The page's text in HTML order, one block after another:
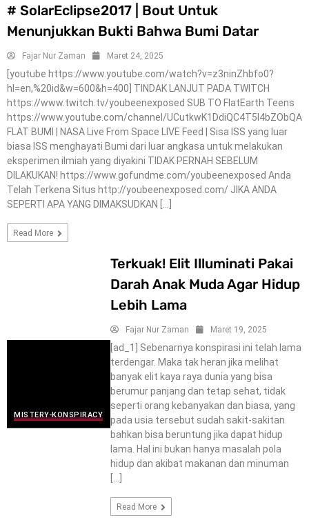
MISTERY-
KONSPIRACY
# SolarEclipse2017 | Bout Untuk
Menunjukkan Bukti Bahwa Bumi Datar
Fajar Nur Zaman Maret 24, 2025
[youtube https://www.youtube.com/watch?v=z3ninZhbfo0?
hl=en,%20id&w=600&h=400] TINDAK LANJUT PADA TWITCH
https://www.twitch.tv/youbeenexposed SUB TO FlatEarth Teens
https://www.youtube.com/channel/UCutkwK1DdiQC4T5I4bZObQA
FLAT BUMI | NASA Live From Space LIVE Feed | Sisa ISS yang luar
biasa ISS menghayati Bumi dari luar angkasa untuk melakukan
eksperimen ilmiah yang diyakini TIDAK PERNAH SEBELUM
DILAKUKAN! https://www.gofundme.com/youbeenexposed Anda
Telah Terkena Situs http://youbeenexposed.com/ JIKA ANDA
SEPERTI APA YANG DIMAKSUDKAN […]
Read More
MISTERY-KONSPIRACY
Terkuak! Elit Illuminati Pakai
Darah Anak Muda Agar Hidup
Lebih Lama
Fajar Nur Zaman Maret 19, 2025
[ad_1] Sebenarnya konspirasi ini telah lama
terdengar. Maka tak heran jika melihat
banyak elit kaya raya dunia yang bisa
berumur panjang dan tetap sehat, tidak
seperti orang kebanyakan dan biasa, yang
pada usia tersebut sudah sakit-sakitan
bahkan bisa beruntung jika dapat hidup
lama. Hal ini bukan hanya masalah pola
hidup dan akibat makanan dan minuman
Read More